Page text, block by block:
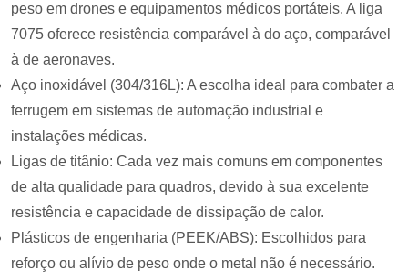
peso em drones e equipamentos médicos portáteis. A liga
7075 oferece resistência comparável à do aço, comparável
à de aeronaves.
Aço inoxidável (304/316L): A escolha ideal para combater a
ferrugem em sistemas de automação industrial e
instalações médicas.
Ligas de titânio: Cada vez mais comuns em componentes
de alta qualidade para quadros, devido à sua excelente
resistência e capacidade de dissipação de calor.
Plásticos de engenharia (PEEK/ABS): Escolhidos para
reforço ou alívio de peso onde o metal não é necessário.